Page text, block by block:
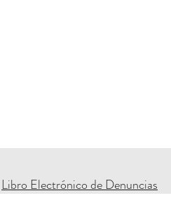
Libro Electrónico de Denuncias